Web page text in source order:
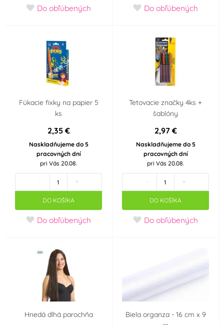
Do obľúbených Do obľúbených
Fúkacie fixky na papier 5
ks
2,35 €
Naskladňujeme do 5
pracovných dní
pri Vás 20.08.
- +
DO KOŠÍKA
Do obľúbených
Tetovacie značky 4ks +
šablóny
2,97 €
Naskladňujeme do 5
pracovných dní
pri Vás 20.08.
- +
DO KOŠÍKA
Do obľúbených
Hnedá dlhá parochňa
Biela organza - 16 cm x 9